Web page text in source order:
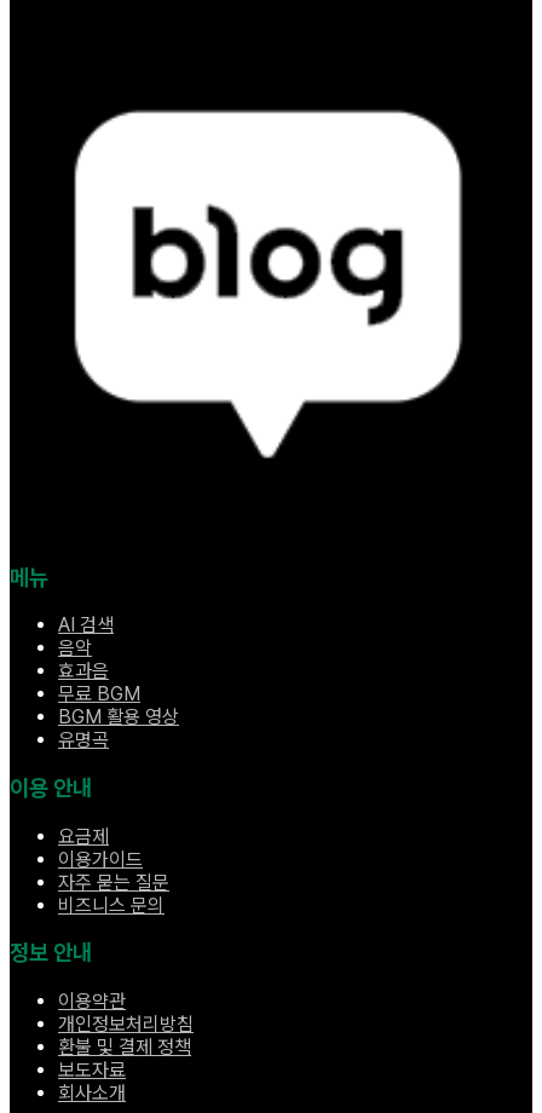
메뉴
AI 검색
음악
효과음
무료 BGM
BGM 활용 영상
유명곡
이용 안내
요금제
이용가이드
자주 묻는 질문
비즈니스 문의
정보 안내
이용약관
개인정보처리방침
환불 및 결제 정책
보도자료
회사소개